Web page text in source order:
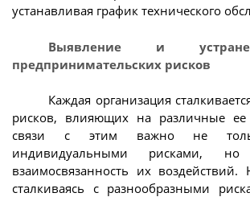
устанавливая график технического
Выявление и
предпринимательских рисков
Каждая организация
рисков, влияющих на различные
связи с этим важно не
индивидуальными рисками,
взаимосвязанность их воздействий.
сталкиваясь с разнообразными